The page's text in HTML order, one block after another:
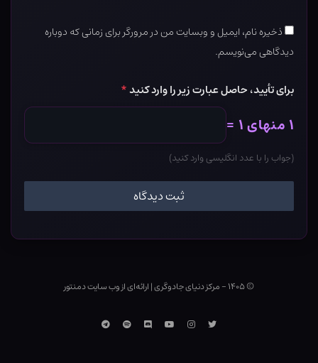
ذخیره نام، ایمیل و وبسایت من در مرورگر برای زمانی که دوباره
دیدگاهی می‌نویسم.
برای تأیید، حاصل عبارت زیر را وارد کنید*
۱ منهای ۱ =
(جواب را با عدد انگلیسی وارد کنید)
© ۱۴۰۵ - مرکز دنیای جادوگری |ارائه‌ای از وب ‌سایت دمنتور
توییتراینستاگرام
یوتوبDiscordاسپاتیفایتلگرام